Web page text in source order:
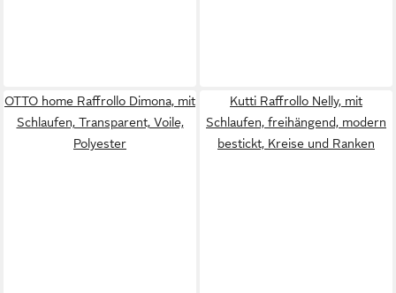
OTTO home Raffrollo Dimona, mit
Schlaufen, Transparent, Voile,
Polyester
Kutti Raffrollo Nelly, mit
Schlaufen, freihängend, modern
bestickt, Kreise und Ranken